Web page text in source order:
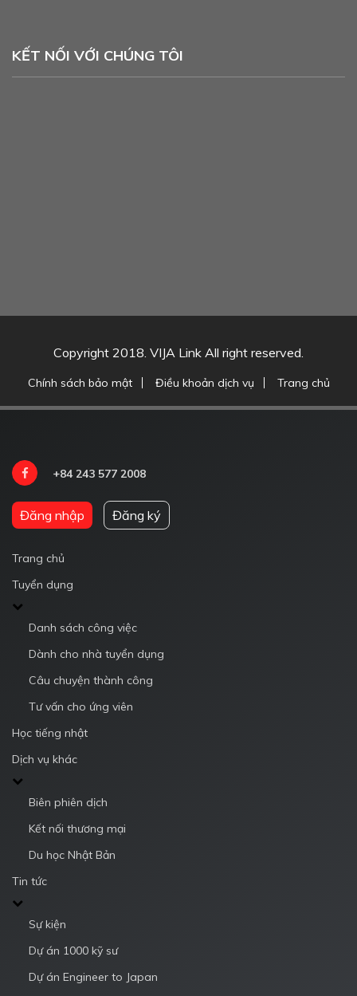
KẾT NỐI VỚI CHÚNG TÔI
Copyright 2018. VIJA Link All right reserved.
Chính sách bảo mật Điều khoản dịch vụ Trang chủ
+84 243 577 2008
Đăng nhập Đăng ký
Trang chủ
Tuyển dụng
Danh sách công việc
Dành cho nhà tuyển dụng
Câu chuyện thành công
Tư vấn cho ứng viên
Học tiếng nhật
Dịch vụ khác
Biên phiên dịch
Kết nối thương mại
Du học Nhật Bản
Tin tức
Sự kiện
Dự án 1000 kỹ sư
Dự án Engineer to Japan